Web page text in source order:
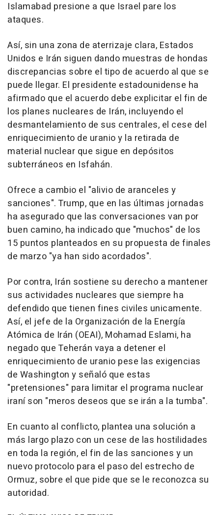
Islamabad presione a que Israel pare los
ataques.
Así, sin una zona de aterrizaje clara, Estados
Unidos e Irán siguen dando muestras de hondas
discrepancias sobre el tipo de acuerdo al que se
puede llegar. El presidente estadounidense ha
afirmado que el acuerdo debe explicitar el fin de
los planes nucleares de Irán, incluyendo el
desmantelamiento de sus centrales, el cese del
enriquecimiento de uranio y la retirada de
material nuclear que sigue en depósitos
subterráneos en Isfahán.
Ofrece a cambio el "alivio de aranceles y
sanciones". Trump, que en las últimas jornadas
ha asegurado que las conversaciones van por
buen camino, ha indicado que "muchos" de los
15 puntos planteados en su propuesta de finales
de marzo "ya han sido acordados".
Por contra, Irán sostiene su derecho a mantener
sus actividades nucleares que siempre ha
defendido que tienen fines civiles unicamente.
Así, el jefe de la Organización de la Energía
Atómica de Irán (OEAI), Mohamad Eslami, ha
negado que Teherán vaya a detener el
enriquecimiento de uranio pese las exigencias
de Washington y señaló que estas
"pretensiones" para limitar el programa nuclear
iraní son "meros deseos que se irán a la tumba".
En cuanto al conflicto, plantea una solución a
más largo plazo con un cese de las hostilidades
en toda la región, el fin de las sanciones y un
nuevo protocolo para el paso del estrecho de
Ormuz, sobre el que pide que se le reconozca su
autoridad.